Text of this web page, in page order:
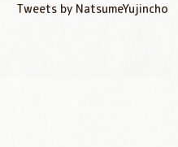
Tweets by NatsumeYujincho